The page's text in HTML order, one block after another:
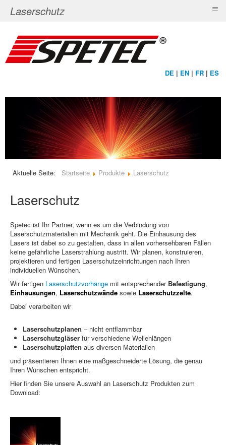
DE | EN | FR | ES
Aktuelle Seite: Startseite Produkte Laserschutz
Laserschutz
Spetec ist Ihr Partner, wenn es um die Verbindung von
Laserschutzmaterialien mit Mechanik geht. Die Einhausung des
Lasers ist dabei so zu gestalten, dass in allen vorhersehbaren Fällen
keine gefährliche Laserstrahlung austritt. Wir planen, konstruieren,
projektieren und fertigen Laserschutzeinrichtungen nach Ihren
individuellen Wünschen.
Wir fertigen Laserschutzvorhänge mit entsprechender Befestigung,
Einhausungen, Laserschutzwände sowie Laserschutzzelte.
Dabei verarbeiten wir
Laserschutzplanen – nicht entflammbar
Laserschutzgläser für verschiedene Wellenlängen
Laserschutzplatten aus diversen Materialien
und präsentieren Ihnen eine maßgeschneiderte Lösung, die genau
Ihren Wünschen entspricht.
Hier finden Sie unsere Auswahl an Laserschutz Produkten zum
Download:
Laserschutz ≡